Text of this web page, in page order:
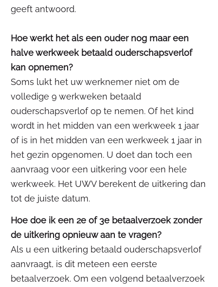
geeft antwoord.
Hoe werkt het als een ouder nog maar een
halve werkweek betaald ouderschapsverlof
kan opnemen?
Soms lukt het uw werknemer niet om de
volledige 9 werkweken betaald
ouderschapsverlof op te nemen. Of het kind
wordt in het midden van een werkweek 1 jaar
of is in het midden van een werkweek 1 jaar in
het gezin opgenomen. U doet dan toch een
aanvraag voor een uitkering voor een hele
werkweek. Het UWV berekent de uitkering dan
tot de juiste datum.
Hoe doe ik een 2e of 3e betaalverzoek zonder
de uitkering opnieuw aan te vragen?
Als u een uitkering betaald ouderschapsverlof
aanvraagt, is dit meteen een eerste
betaalverzoek. Om een volgend betaalverzoek